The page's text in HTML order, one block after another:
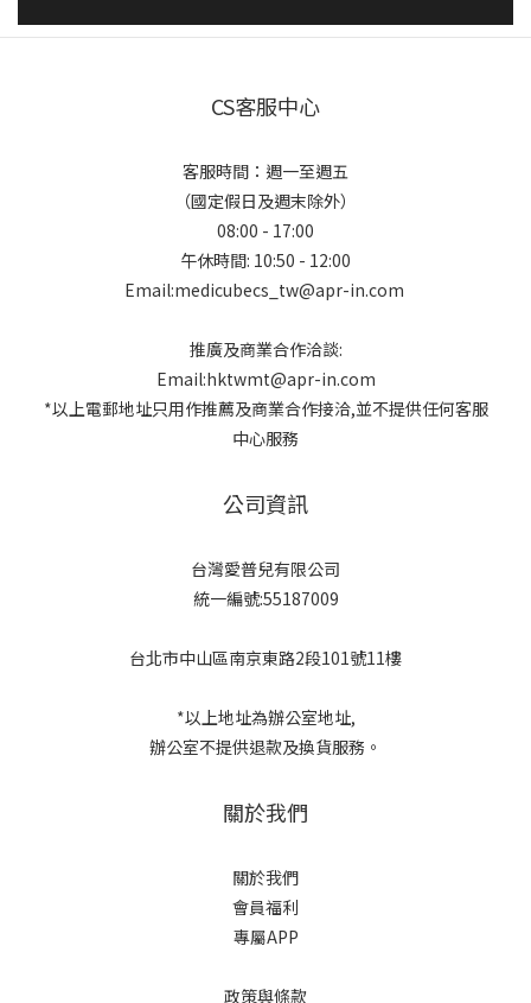
CS客服中心
客服時間：週一至週五
（國定假日及週末除外）
08:00 - 17:00
午休時間: 10:50 - 12:00
Email:medicubecs_tw@apr-in.com
推廣及商業合作洽談:
Email:hktwmt@apr-in.com
*以上電郵地址只用作推薦及商業合作接洽,並不提供任何客服
中心服務
公司資訊
台灣愛普兒有限公司
統一編號:55187009
台北市中山區南京東路2段101號11樓
*以上地址為辦公室地址,
辦公室不提供退款及換貨服務。
關於我們
關於我們
會員福利
專屬APP
政策與條款